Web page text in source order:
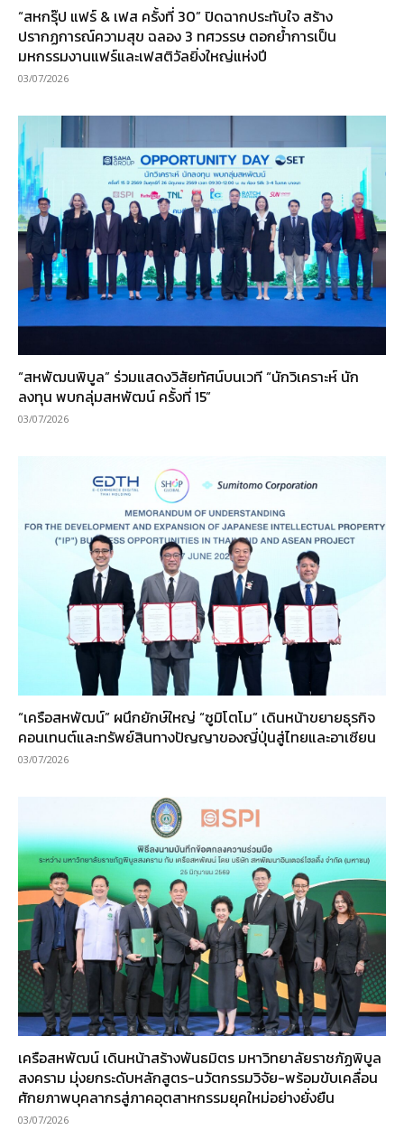
“สหกรุ๊ป แฟร์ & เฟส ครั้งที่ 30” ปิดฉากประทับใจ สร้าง
ปรากฏการณ์ความสุข ฉลอง 3 ทศวรรษ ตอกย้ำการเป็น
มหกรรมงานแฟร์และเฟสติวัลยิ่งใหญ่แห่งปี
03/07/2026
“สหพัฒนพิบูล” ร่วมแสดงวิสัยทัศน์บนเวที “นักวิเคราะห์ นัก
ลงทุน พบกลุ่มสหพัฒน์ ครั้งที่ 15”
03/07/2026
“เครือสหพัฒน์” ผนึกยักษ์ใหญ่ “ซูมิโตโม” เดินหน้าขยายธุรกิจ
คอนเทนต์และทรัพย์สินทางปัญญาของญี่ปุ่นสู่ไทยและอาเซียน
03/07/2026
เครือสหพัฒน์ เดินหน้าสร้างพันธมิตร มหาวิทยาลัยราชภัฏพิบูล
สงคราม มุ่งยกระดับหลักสูตร-นวัตกรรมวิจัย-พร้อมขับเคลื่อน
ศักยภาพบุคลากรสู่ภาคอุตสาหกรรมยุคใหม่อย่างยั่งยืน
03/07/2026